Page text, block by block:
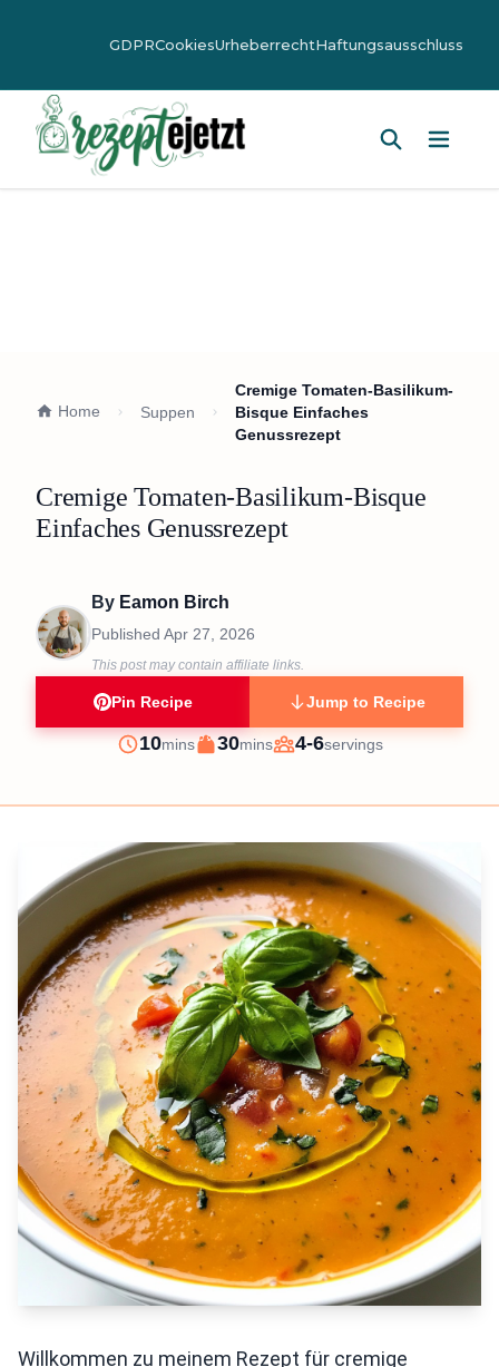
GDPRCookiesUrheberrechtHaftungsausschluss
Home Suppen
Cremige Tomaten-Basilikum-
Bisque Einfaches
Genussrezept
Cremige Tomaten-Basilikum-Bisque
Einfaches Genussrezept
By Eamon Birch
Published Apr 27, 2026
This post may contain affiliate links.
Pin Recipe Jump to Recipe
Prep
10minutes
mins
Cook
30minutes
mins
Servings
4-6servings
Willkommen zu meinem Rezept für cremige